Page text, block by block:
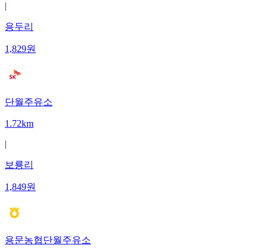
|
용두리
1,829원
단월주유소
1.72km
|
보룡리
1,849원
용문농협단월주유소